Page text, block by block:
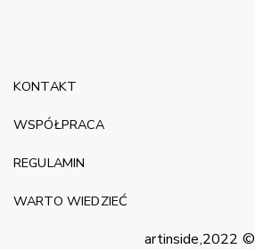
artinside,2022 ©
KONTAKT
WSPÓŁPRACA
REGULAMIN
WARTO WIEDZIEĆ